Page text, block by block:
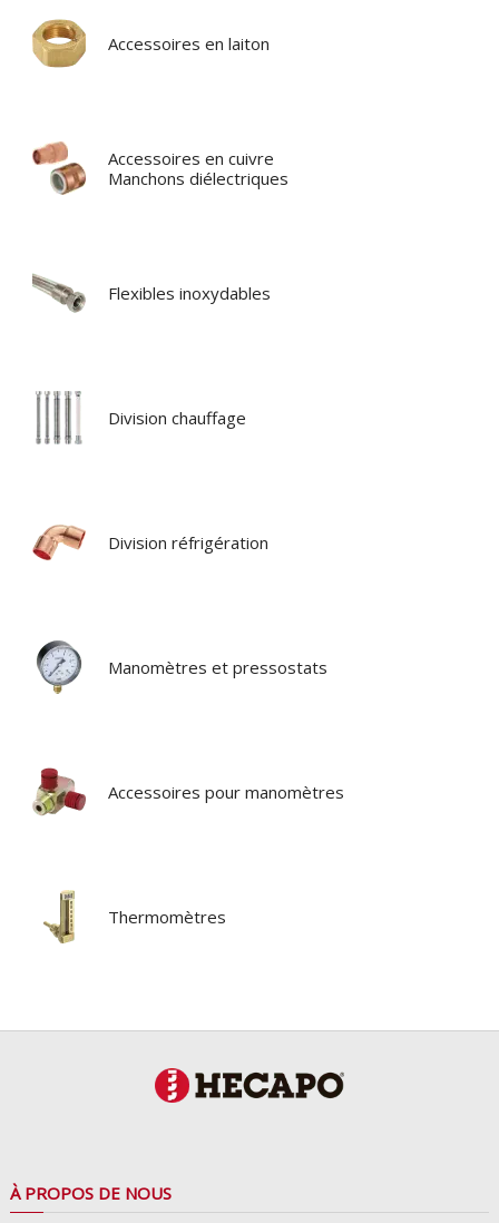
Accessoires en laiton
Accessoires en cuivre
Manchons diélectriques
Flexibles inoxydables
Division chauffage
Division réfrigération
Manomètres et pressostats
Accessoires pour manomètres
Thermomètres
À PROPOS DE NOUS